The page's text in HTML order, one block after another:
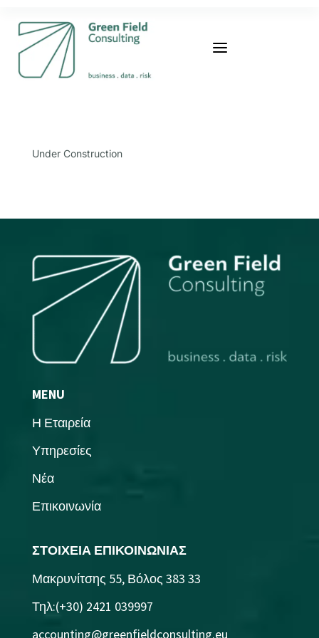
a
Under Construction
MENU
Η Εταιρεία
Υπηρεσίες
Νέα
Επικοινωνία
ΣΤΟΙΧΕΙΑ ΕΠΙΚΟΙΝΩΝΙΑΣ
Μακρυνίτσης 55, Βόλος 383 33
Τηλ:(+30) 2421 039997
accounting@greenfieldconsulting.eu